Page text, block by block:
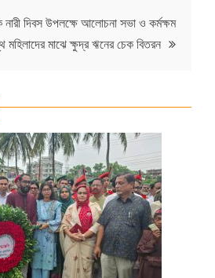
দিবস উপলক্ষে আলোচনা সভা ও কর্মক্ষম
মহিলাদের মাঝে ক্ষুদ্র ঋনের চেক বিতরন